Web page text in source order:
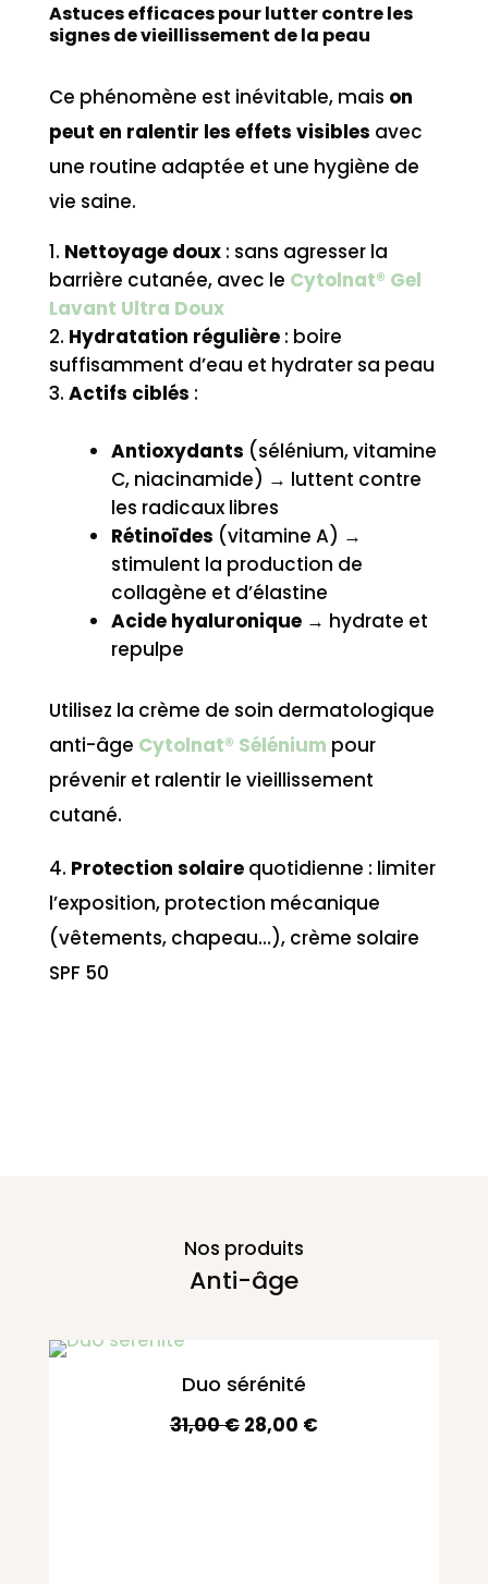
Astuces efficaces pour lutter contre les
signes de vieillissement de la peau
Ce phénomène est inévitable, mais on
peut en ralentir les effets visibles avec
une routine adaptée et une hygiène de
vie saine.
Nettoyage doux: sans agresser la
barrière cutanée, avec le Cytolnat® Gel
Lavant Ultra Doux
Hydratation régulière: boire
suffisamment d’eau et hydrater sa peau
Actifs ciblés :
Antioxydants (sélénium, vitamine
C, niacinamide) → luttent contre
les radicaux libres
Rétinoïdes (vitamine A) →
stimulent la production de
collagène et d’élastine
Acide hyaluronique→ hydrate et
repulpe
Utilisez la crème de soin dermatologique
anti-âge Cytolnat® Sélénium pour
prévenir et ralentir le vieillissement
cutané.
4. Protection solairequotidienne : limiter
l’exposition, protection mécanique
(vêtements, chapeau…), crème solaire
SPF 50
Nos produits
Anti-âge
Duo sérénité
31,00€ Le
28,00 €Le